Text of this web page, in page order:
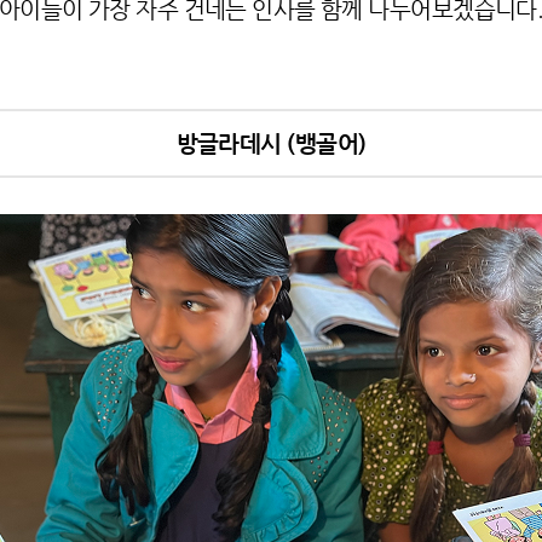
이들이 가장 자주 건네는 인사를 함께 나누어보겠습니다
방글라데시 (뱅골어)